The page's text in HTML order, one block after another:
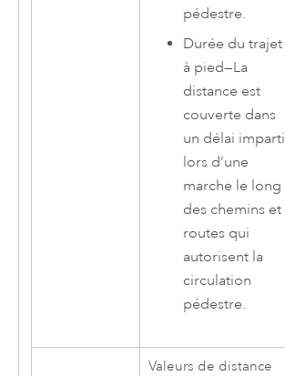
pédestre.
Durée du trajet
à pied—La
distance est
couverte dans
un délai imparti
lors d’une
marche le long
des chemins et
routes qui
autorisent la
circulation
pédestre.
Valeurs de distance